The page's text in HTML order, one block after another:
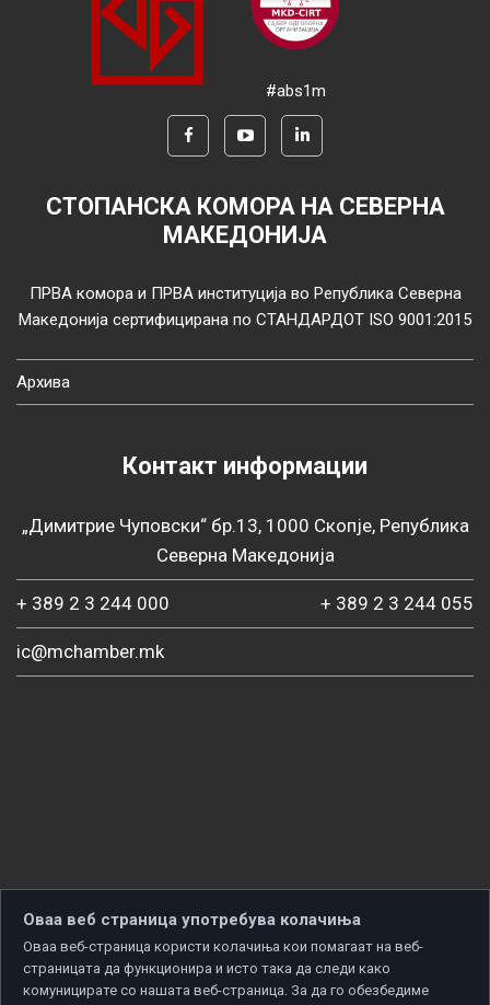
#abs1m
СТОПАНСКА КОМОРА НА СЕВЕРНА
МАКЕДОНИЈА
ПРВА комора и ПРВА институција во Република Северна
Македонија сертифицирана по СТАНДАРДОТ ISO 9001:2015
Архива
Контакт информации
„Димитрие Чуповски“ бр.13, 1000 Скопје, Република
Северна Македонија
+ 389 2 3 244 000 + 389 2 3 244 055
ic@mchamber.mk
Оваа веб страница употребува колачиња
Оваа веб-страница користи колачиња кои помагаат на веб-
страницата да функционира и исто така да следи како
комуницирате со нашата веб-страница. За да го обезбедиме